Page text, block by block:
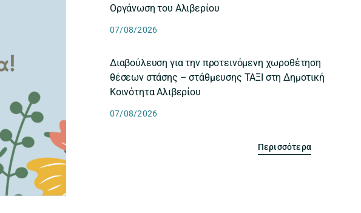
Οργάνωση του Αλιβερίου
07/08/2026
Διαβούλευση για την προτεινόμενη χωροθέτηση
θέσεων στάσης – στάθμευσης ΤΑΞΙ στη Δημοτική
Κοινότητα Αλιβερίου
07/08/2026
Περισσότερα